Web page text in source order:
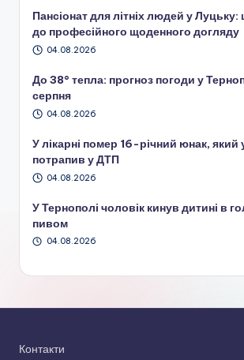
Пансіонат для літніх людей у
до професійного щоденного догляду
04.08.2026
До 38° тепла: прогноз погоди у
серпня
04.08.2026
У лікарні помер 16-річний юнак, який
потрапив у ДТП
04.08.2026
У Тернополі чоловік кинув дитині в
пивом
04.08.2026
Контакти